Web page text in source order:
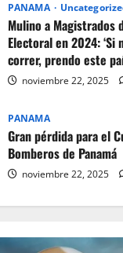
PANAMA
Mulino a Magistrados
Electoral en 2024: ‘Si
correr, prendo este
noviembre 22, 2025
PANAMA
Gran pérdida para el
Bomberos de Panamá
noviembre 22, 2025